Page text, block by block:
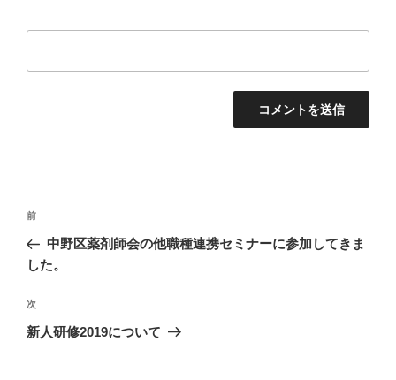
投
ナ
ゲ
ー
前
の
投
前
中野区薬剤師会の他職種連携セミナーに参加してきま
した。
次
の
次
新人研修2019について